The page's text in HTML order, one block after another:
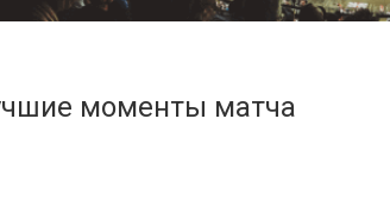
моменты матча